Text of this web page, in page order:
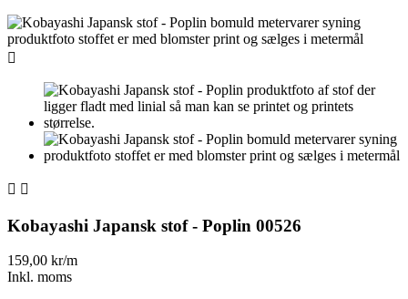

 
Kobayashi Japansk stof - Poplin 00526
159,00 kr/m
Inkl. moms